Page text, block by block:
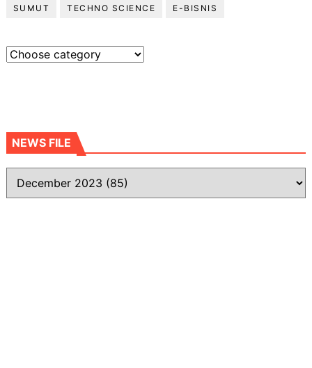
SUMUT TECHNO SCIENCE E-BISNIS
NEWS FILE